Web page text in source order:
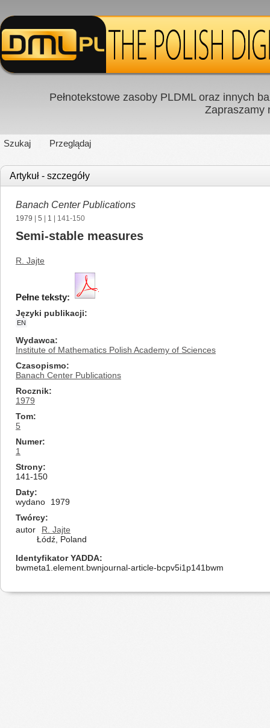
Pełnotekstowe zasoby PLDML oraz innych
Zapraszamy
Szukaj Przeglądaj
Artykuł - szczegóły
Banach Center Publications
1979 5 1 | 141-150
Semi-stable measures
R. Jajte
Pełne teksty:
Języki publikacji
EN
Wydawca
Institute of Mathematics Polish Academy of Sciences
Czasopismo
Banach Center Publications
Rocznik
1979
Tom
5
Numer
1
Strony
141-150
Daty
wydano
1979
Twórcy
autor
R. Jajte
Łódź, Poland
Identyfikator YADDA
bwmeta1.element.bwnjournal-article-bcpv5i1p141bwm